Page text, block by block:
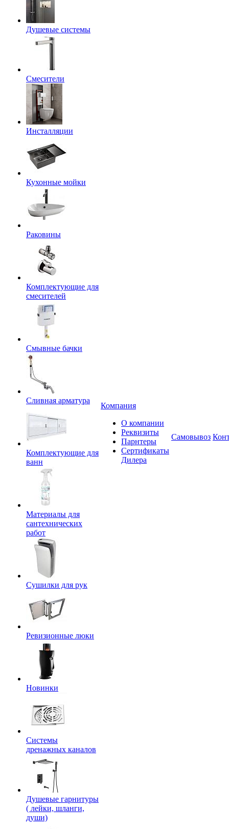
Душевые системы
Смесители
Инсталляции
Кухонные мойки
Раковины
Комплектующие для
смесителей
Смывные бачки
Сливная арматура
Комплектующие для
ванн
Материалы для
сантехнических
работ
Сушилки для рук
Ревизионные люки
Новинки
Системы
дренажных каналов
Душевые гарнитуры
( лейки, шланги,
души)
Компания
О компании
Реквизиты
Парнтеры
Сертификаты
Дилера
Самовывоз